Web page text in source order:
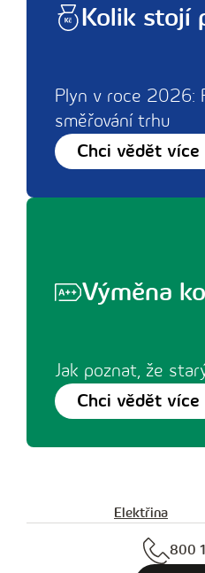
Kolik stojí
Plyn v roce 2026:
směřování trhu
Chci vědět více
Výměna
Jak poznat, že
Chci vědět více
Elektřina
800